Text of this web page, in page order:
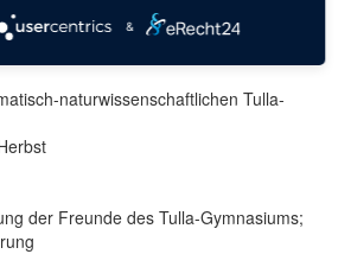
naturwissenschaftlichen Tulla-
der Freunde des Tulla-Gymnasiums;
&